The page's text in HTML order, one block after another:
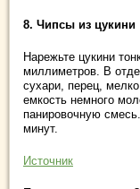
8. Чипсы из цукини
Нарежьте цукини
миллиметров. В
сухари, перец,
емкость немного
панировочную
минут.
Источник